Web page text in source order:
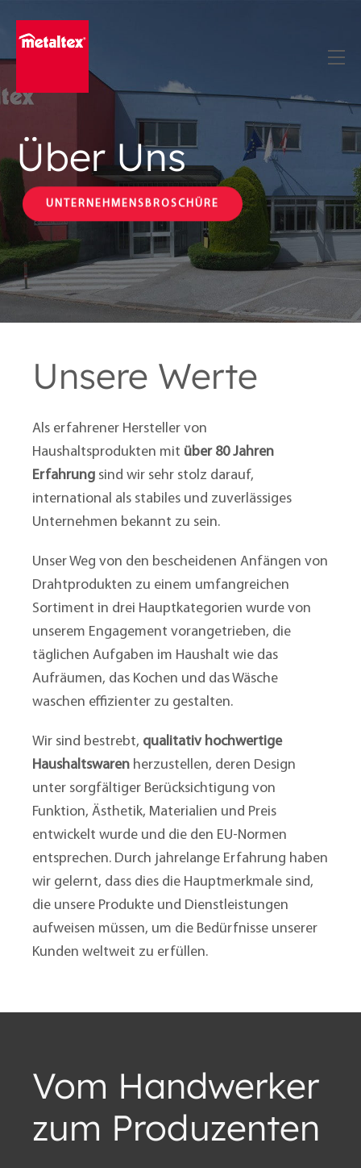
content
Über Uns
UNTERNEHMENSBROSCHÜRE
Unsere Werte
Als erfahrener Hersteller von
Haushaltsprodukten mit über 80 Jahren
Erfahrungsind wir sehr stolz darauf,
international als stabiles und zuverlässiges
Unternehmen bekannt zu sein.
Unser Weg von den bescheidenen Anfängen von
Drahtprodukten zu einem umfangreichen
Sortiment in drei Hauptkategorien wurde von
unserem Engagement vorangetrieben, die
täglichen Aufgaben im Haushalt wie das
Aufräumen, das Kochen und das Wäsche
waschen effizienter zu gestalten.
Wir sind bestrebt, qualitativ hochwertige
Haushaltswarenherzustellen, deren Design
unter sorgfältiger Berücksichtigung von
Funktion, Ästhetik, Materialien und Preis
entwickelt wurde und die den EU-Normen
entsprechen. Durch jahrelange Erfahrung haben
wir gelernt, dass dies die Hauptmerkmale sind,
die unsere Produkte und Dienstleistungen
aufweisen müssen, um die Bedürfnisse unserer
Kunden weltweit zu erfüllen.
Vom Handwerker
zum Produzenten